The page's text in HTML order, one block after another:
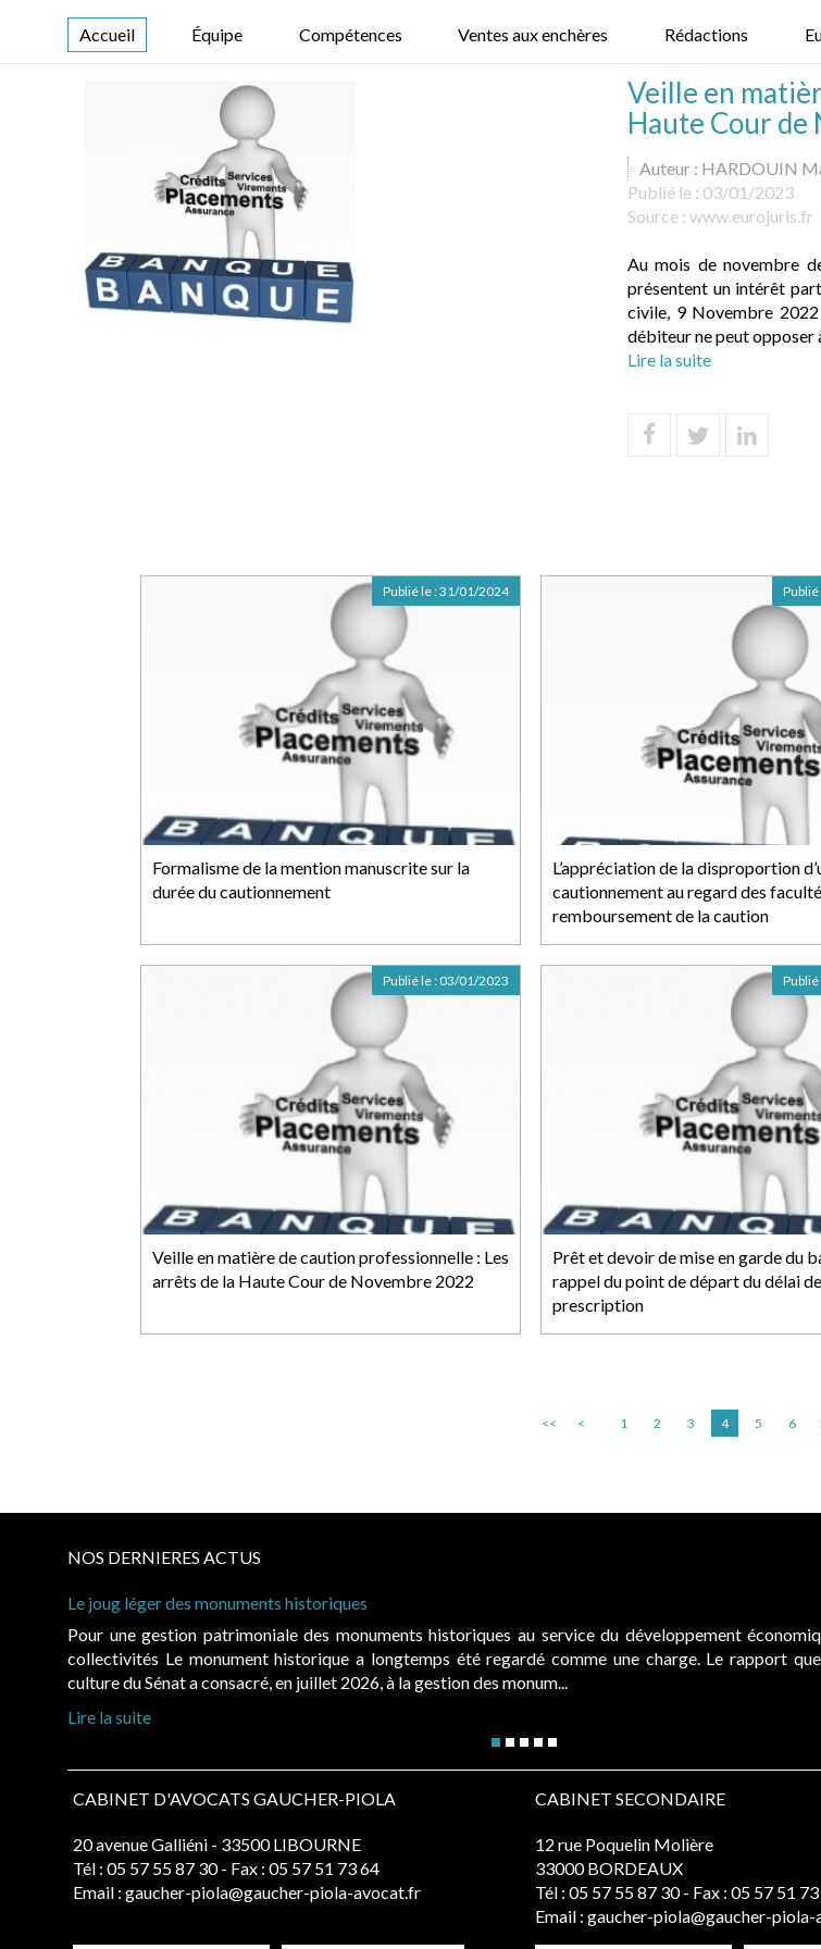
Accueil Équipe Compétences Ventes aux enchères Rédactions
Veille en
Haute Cour de
Auteur : HARDOUIN
Publié le : 03/01/2023
Source : www.eurojuris.fr
Au mois de novembre
présentent un intérêt
civile, 9 Novembre
débiteur ne peut opposer
Lire la suite
Formalisme de la mention manuscrite sur la
durée du cautionnement
Publié le :31/01/2024
L’appréciation de la disproportion
cautionnement au regard des
remboursement de la caution
Publié
Veille en matière de caution professionnelle : Les
arrêts de la Haute Cour de Novembre 2022
Publié le : 03/01/2023
Prêt et devoir de mise en garde du
rappel du point de départ du délai de
prescription
Publié
<< < 1 2 3 4 5 6
NOS DERNIERES ACTUS
Le joug léger des monuments historiques
Pour une gestion patrimoniale des monuments historiques au service du développement
collectivités Le monument historique a longtemps été regardé comme une charge. Le rapport
culture du Sénat a consacré, en juillet 2026, à la gestion des monum...
Lire la suite
CABINET D'AVOCATS GAUCHER-PIOLA
20 avenue Galliéni - 33500 LIBOURNE
Tél : 05 57 55 87 30 - Fax : 05 57 51 73 64
Email : gaucher-piola@gaucher-piola-avocat.fr
CABINET SECONDAIRE
12 rue Poquelin Molière
33000 BORDEAUX
Tél : 05 57 55 87 30 - Fax : 05 57 51
Email : gaucher-piola@gaucher-